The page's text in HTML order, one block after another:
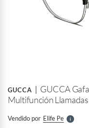
GUCCA
GUCCA
Multifunción
Vendido por Elife PeS
l
e